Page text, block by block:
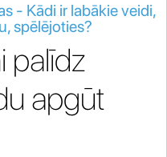
- Kādi ir labākie veidi,
spēlējoties?
palīdz
apgūt